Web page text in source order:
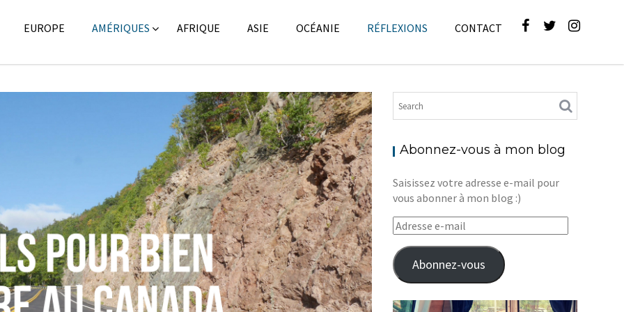
EUROPE AMÉRIQUES AFRIQUE ASIE OCÉANIE RÉFLEXIONS CONTACT
Amérique du Nord,Amériques,Blog,Réflexions
Abonnez-vous à mon blog
Saisissez votre adresse e-mail pour
vous abonner à mon blog :)
Adresse
e-
mail
Abonnez-vous